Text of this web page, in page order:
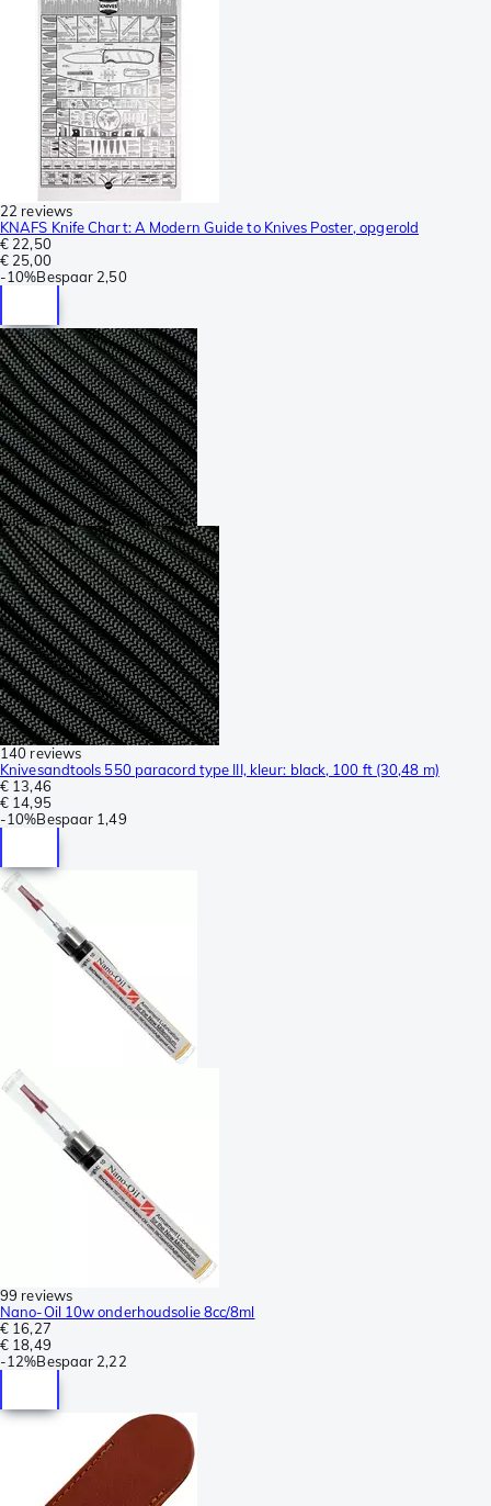
22 reviews
KNAFS Knife Chart: A Modern Guide to Knives Poster, opgerold
€ 22,50
€ 25,00
-10%Bespaar 2,50
140 reviews
Knivesandtools 550 paracord type III, kleur: black, 100 ft (30,48 m)
€ 13,46
€ 14,95
-10%Bespaar 1,49
99 reviews
Nano-Oil 10w onderhoudsolie 8cc/8ml
€ 16,27
€ 18,49
-12%Bespaar 2,22